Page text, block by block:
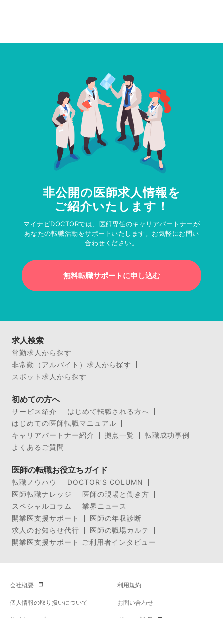
非公開の医師求人情報を
ご紹介いたします！
マイナビDOCTORでは、医師専任のキャリアパートナーが
あなたの転職活動をサポートいたします。お気軽にお問い
合わせください。
無料転職サポートに申し込む
求人検索
常勤求人から探す
非常勤（アルバイト）求人から探す
スポット求人から探す
初めての方へ
サービス紹介
はじめて転職される方へ
はじめての医師転職マニュアル
キャリアパートナー紹介
拠点一覧
転職成功事例
よくあるご質問
医師の転職お役立ちガイド
転職ノウハウ
DOCTOR’S COLUMN
医師転職ナレッジ
医師の現場と働き方
スペシャルコラム
業界ニュース
開業医支援サポート
医師の年収診断
求人のお知らせ代行
医師の職場カルテ
開業医支援サポート ご利用者インタビュー
会社概要 利用規約
個人情報の取り扱いについて お問い合わせ